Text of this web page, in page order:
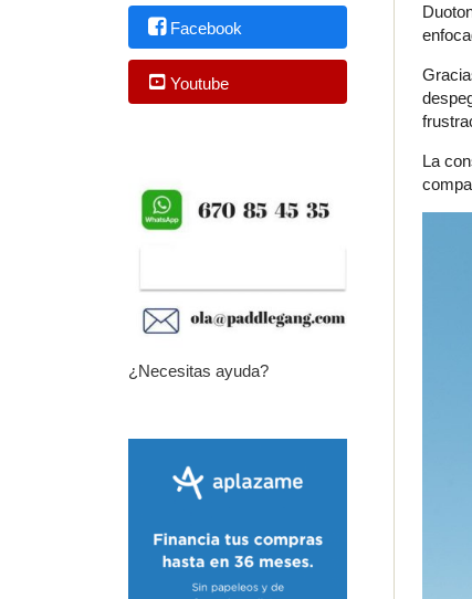
Facebook
Youtube
¿Necesitas ayuda?
La